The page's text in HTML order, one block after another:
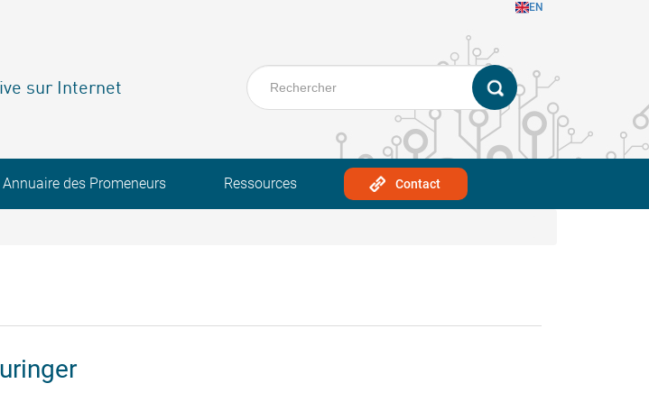
EN
sur Internet
Annuaire des Promeneurs Ressources Contact